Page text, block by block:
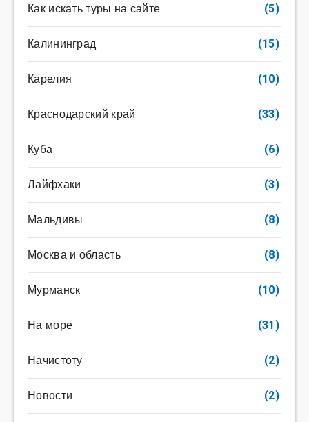
Как искать туры на сайте (5)
Калининград (15)
Карелия (10)
Краснодарский край (33)
Куба (6)
Лайфхаки (3)
Мальдивы (8)
Москва и область (8)
Мурманск (10)
На море (31)
Начистоту (2)
Новости (2)